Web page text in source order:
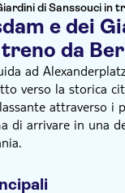
di Sanssouci in
e dei
da
ad
verso la storica
attraverso i
di arrivare in una
partecipate a
Lungo il